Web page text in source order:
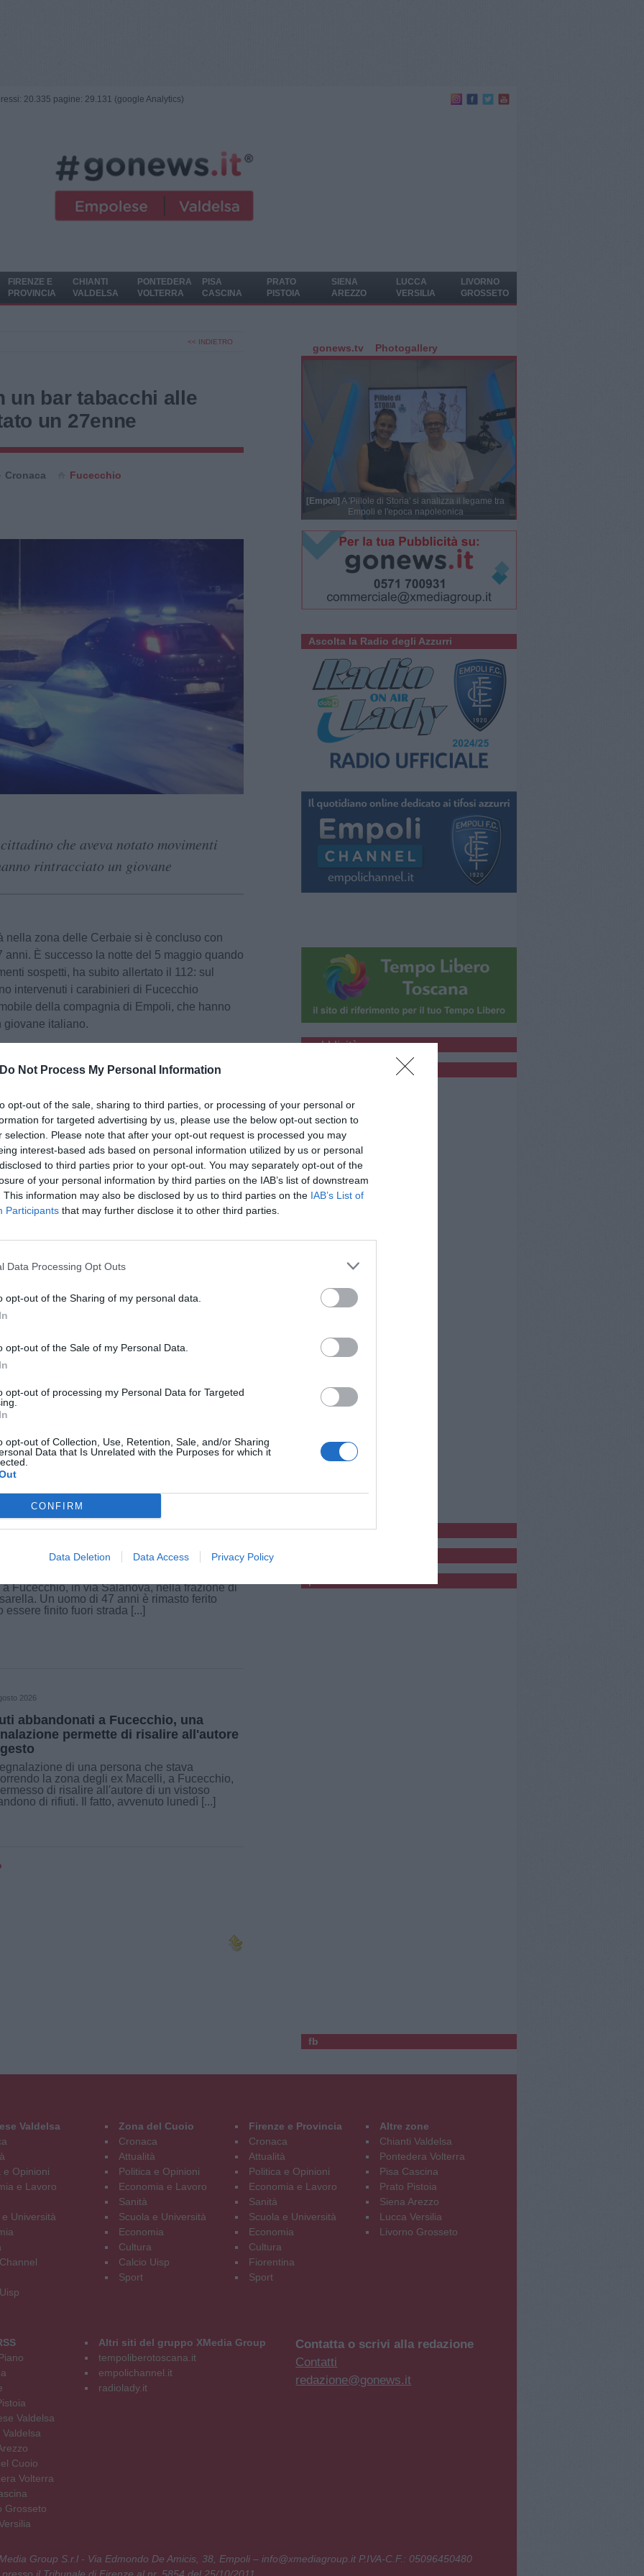
Do Not Process My Personal Information
opt-out of the sale, sharing to third parties, or processing of your personal or
for targeted advertising by us, please use the below opt-out section to
selection. Please note that after your opt-out request is processed you may
interest-based ads based on personal information utilized by us or personal
to third parties prior to your opt-out. You may separately opt-out of the
of your personal information by third parties on the IAB’s list of downstream
This information may also be disclosed by us to third parties on the IAB’s List of
Participants that may further disclose it to other third parties.
Data Processing Opt Outs
opt-out of the Sharing of my personal data.
opt-out of the Sale of my Personal Data.
opt-out of processing my Personal Data for Targeted
opt-out of Collection, Use, Retention, Sale, and/or Sharing
Data that Is Unrelated with the Purposes for which it
CONFIRM
Data Deletion Data Access Privacy Policy
20.335 pagine: 29.131 (google Analytics)
FIRENZE E
PROVINCIA
CHIANTI
VALDELSA
PONTEDERA
VOLTERRA
PISA
CASCINA
PRATO
PISTOIA
SIENA
AREZZO
LUCCA
VERSILIA
LIVORNO
GROSSETO
<< INDIETRO
un bar tabacchi alle
un 27enne
Cronaca Fucecchio
che aveva notato movimenti
rintracciato un giovane
nella zona delle Cerbaie si è concluso con
anni. È successo la notte del 5 maggio quando
sospetti, ha subito allertato il 112: sul
intervenuti i carabinieri di Fucecchio
della compagnia di Empoli, che hanno
giovane italiano.
militari il 27enne si sarebbe introdotto
bar tabacchi, dopo aver forzato una porta
avrebbe sottratto diversi pacchetti di sigarette
100 euro. Lanciato l'allarme da un
i carabinieri, che hanno individuato il
personale è stata rinvenuta
restituita al legittimo proprietario.
di furto aggravato, su richiesta della Procura di
nel corso dell'udienza in tribunale. Il giovane è
divieto di dimora nel territorio della città
si stringe nel saluto a Matheo
ha conosciuto"
commozione a Fucecchio per il funerale di
nel [...]
2026
rosso
a Fucecchio, in via Salanova, nella frazione di
Un uomo di 47 anni è rimasto ferito
essere finito fuori strada [...]
2026
abbandonati a Fucecchio, una
permette di risalire all'autore
di una persona che stava
la zona degli ex Macelli, a Fucecchio,
di risalire all'autore di un vistoso
di rifiuti. Il fatto, avvenuto lunedì [...]
gonews.tv Photogallery
[Empoli] A 'Pillole di Storia' si analizza il legame tra
Empoli e l'epoca napoleonica
Ascolta la Radio degli Azzurri
pubblicità
pubblicitàCl
fb
Valdelsa
e Opinioni
e Lavoro
e Università
Zona del Cuoio
Cronaca
Attualità
Politica e Opinioni
Economia e Lavoro
Sanità
Scuola e Università
Economia
Cultura
Calcio Uisp
Sport
Firenze e Provincia
Cronaca
Attualità
Politica e Opinioni
Economia e Lavoro
Sanità
Scuola e Università
Economia
Cultura
Fiorentina
Sport
Altre zone
Chianti Valdelsa
Pontedera Volterra
Pisa Cascina
Prato Pistoia
Siena Arezzo
Lucca Versilia
Livorno Grosseto
Valdelsa
Valdelsa
Cuoio
Volterra
Grosseto
Altri siti del gruppo XMedia Group
tempoliberotoscana.it
empolichannel.it
radiolady.it
Contatta o scrivi alla redazione
Contatti
redazione@gonews.it
Group S.r.l - Via Edmondo De Amicis, 38, Empoli – info@xmediagroup.it P.IVA-C.F.: 05096450480